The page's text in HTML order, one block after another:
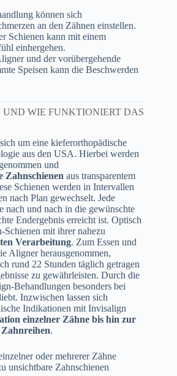
können sich
an den Zähnen einstellen.
Schienen kann mit einem
einhergehen.
und der vorübergehende
Speisen kann die Beschwerden
WIE FUNKTIONIERT DAS
um eine kieferorthopädische
aus den USA. Hierbei werden
und
Zahnschienen aus transparentem
Schienen werden in Intervallen
nach Plan gewechselt. Jede
nach und nach in die gewünschte
Endergebnis erreicht ist. Optisch
Schienen mit ihrer nahezu
Verarbeitung. Zum Essen und
Aligner herausgenommen,
rund 22 Stunden täglich getragen
zu gewährleisten. Durch die
Behandlungen besonders bei
Inzwischen lassen sich
Indikationen mit Invisalign
einzelner Zähne bis hin zur
.
oder mehrerer Zähne
unsichtbare Zahnschienen